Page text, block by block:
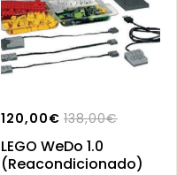
138,00€
120,00€
LEGO WeDo 1.0
(Reacondicionado)